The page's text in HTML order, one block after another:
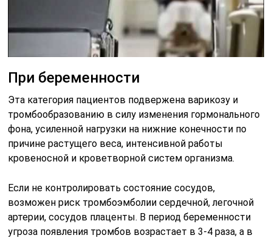
При беременности
Эта категория пациентов подвержена варикозу и
тромбообразованию в силу изменения гормонального
фона, усиленной нагрузки на нижние конечности по
причине растущего веса, интенсивной работы
кровеносной и кроветворной систем организма.
Если не контролировать состояние сосудов,
возможен риск тромбоэмболии сердечной, легочной
артерии, сосудов плаценты. В период беременности
угроза появления тромбов возрастает в 3-4 раза, а в